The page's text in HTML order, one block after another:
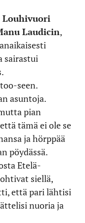
Louhivuori
Laudicin,
sairastui
seen.
asuntoja.
pian
tämä ei ole se
ja hörppää
pöydässä.
Etelä-
siellä,
että pari lähtisi
nuoria ja